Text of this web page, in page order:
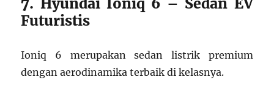
Futuristis
Ioniq 6 merupakan sedan listrik premium
dengan aerodinamika terbaik di kelasnya.